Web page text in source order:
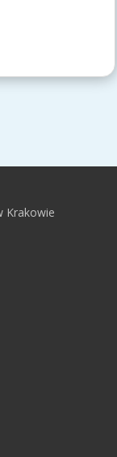
Krakowie